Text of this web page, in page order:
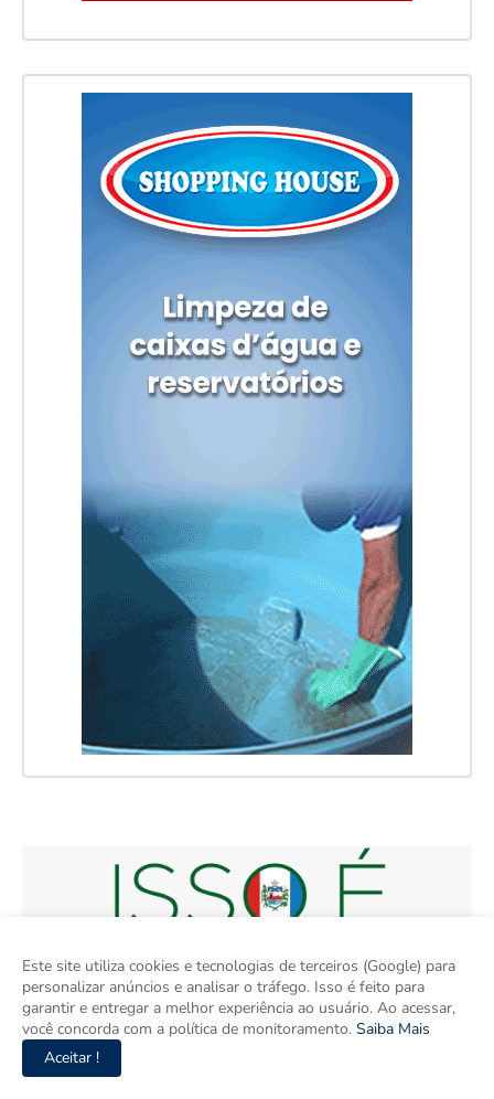
Este site utiliza cookies e tecnologias de terceiros (Google) para
personalizar anúncios e analisar o tráfego. Isso é feito para
garantir e entregar a melhor experiência ao usuário. Ao acessar,
você concorda com a política de monitoramento. Saiba Mais
Aceitar !